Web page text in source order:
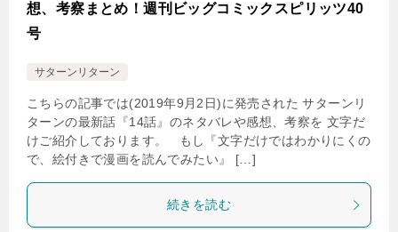
想、考察まとめ！週刊ビッグコミックスピリッツ40
号
サターンリターン
こちらの記事では(2019年9月2日)に発売された サターンリ
ターンの最新話『14話』のネタバレや感想、考察を 文字だ
けご紹介しております。 もし『文字だけではわかりにくの
で、絵付きで漫画を読んでみたい』 […]
続きを読む